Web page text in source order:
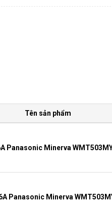
Tên sản phẩm
Panasonic Minerva
Panasonic Minerva